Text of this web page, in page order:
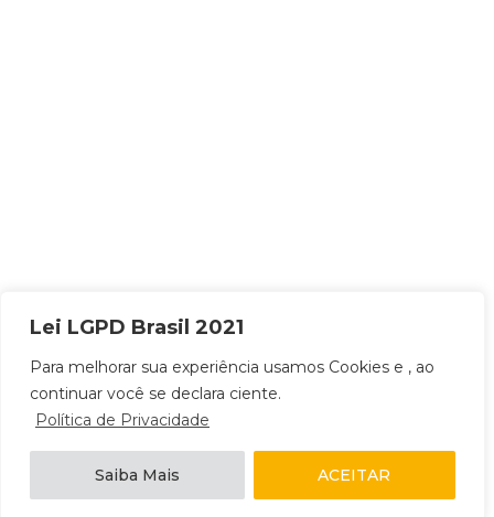
Lei LGPD Brasil 2021
Para melhorar sua experiência usamos Cookies e , ao
continuar você se declara ciente.
Política de Privacidade
Saiba Mais ACEITAR